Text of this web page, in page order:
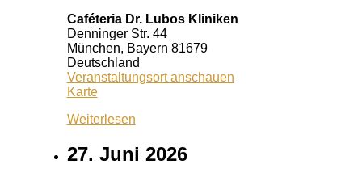
Caféteria Dr. Lubos Kliniken
Denninger Str. 44
München, Bayern 81679
Deutschland
Veranstaltungsort anschauen
KarteCaféteria
Lubos
Weiterlesen
27. Juni 2026